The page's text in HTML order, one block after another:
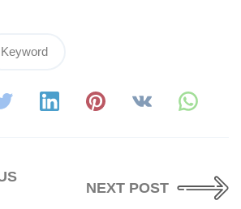
Keyword
NEXT POST